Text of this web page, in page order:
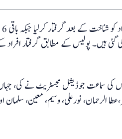
ہیں۔ پولیس کے مطابق گرفتار